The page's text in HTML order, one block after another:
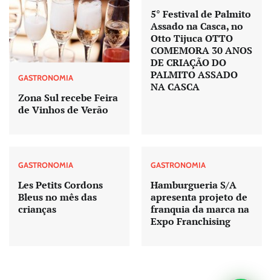
GASTRONOMIA
Zona Sul recebe Feira
de Vinhos de Verão
5° Festival de Palmito
Assado na Casca, no
Otto Tijuca OTTO
COMEMORA 30 ANOS
DE CRIAÇÃO DO
PALMITO ASSADO
NA CASCA
GASTRONOMIA
Les Petits Cordons
Bleus no mês das
crianças
GASTRONOMIA
Hamburgueria S/A
apresenta projeto de
franquia da marca na
Expo Franchising